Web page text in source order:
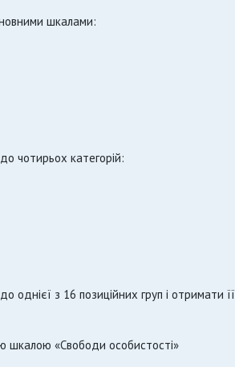
шкалами:
чотирьох категорій:
однієї з 16 позиційних груп і отримати її
шкалою «Свободи особистості»